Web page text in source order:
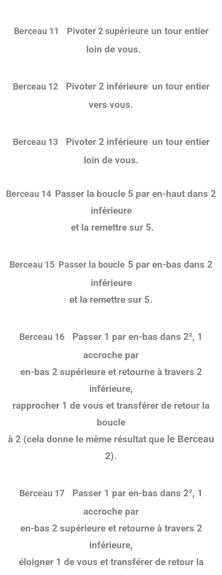
Berceau 11 Pivoter 2 supérieureun tour entier
loin de vous.
Berceau 12 Pivoter 2 inférieure un tour entier
vers vous.
Berceau 13 Pivoter 2 inférieure un tour entier
loin de vous.
Berceau 14 Passer la boucle 5 par en-haut dans 2
inférieure
et la remettre sur 5.
Berceau 15 Passer la boucle 5 par en-bas dans 2
inférieure
et la remettre sur 5.
Berceau 16
Passer 1 par en-bas dans 2², 1
accroche par
en-bas 2 supérieure et retourne à travers 2
inférieure,
rapprocher 1 de vous et transférer de retour la
boucle
à 2 (cela donne le même résultat que le Berceau
2).
Berceau 17
Passer 1 par en-bas dans 2², 1
accroche par
en-bas 2 supérieure et retourne à travers 2
inférieure,
éloigner 1 de vous et transférer de retour la